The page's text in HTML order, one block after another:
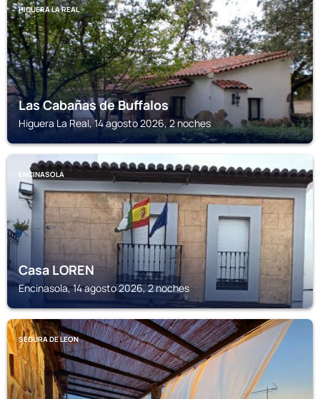
HIGUERA LA REAL
Las Cabañas de Buffalos
Higuera La Real, 14 agosto 2026, 2 noches
ENCINASOLA
Casa LOREN
Encinasola, 14 agosto 2026, 2 noches
SEGURA DE LEON